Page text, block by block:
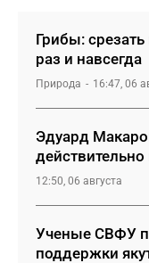
Грибы:
раз и навсегда
Природа 16:47, 06
Эдуард
12:50, 06 августа
Ученые СВФУ
поддержки